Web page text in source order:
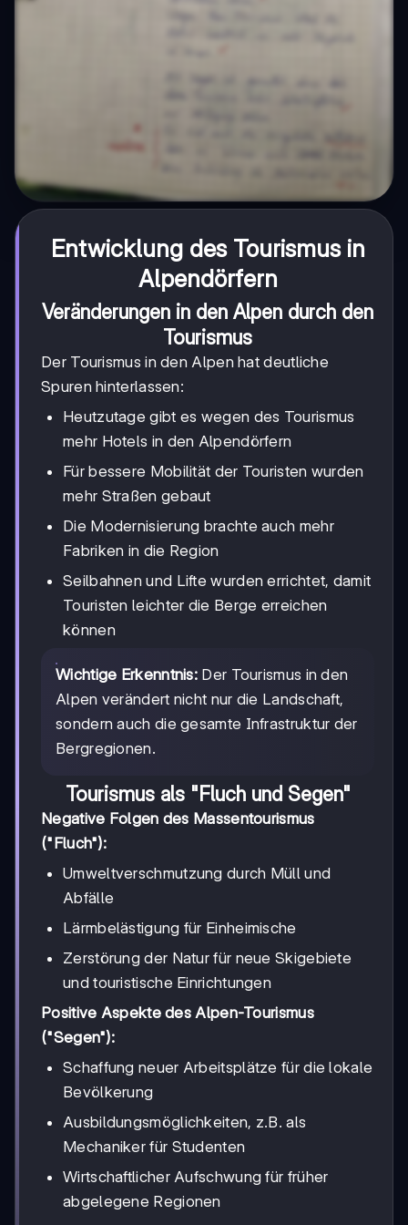
Entwicklung des Tourismus in
Alpendörfern
Veränderungen in den Alpen durch den
Tourismus
Der Tourismus in den Alpen hat deutliche
Spuren hinterlassen:
Heutzutage gibt es wegen des Tourismus
mehr Hotels in den Alpendörfern
Für bessere Mobilität der Touristen wurden
mehr Straßen gebaut
Die Modernisierung brachte auch mehr
Fabriken in die Region
Seilbahnen und Lifte wurden errichtet, damit
Touristen leichter die Berge erreichen
können
Wichtige Erkenntnis: Der Tourismus in den
Alpen verändert nicht nur die Landschaft,
sondern auch die gesamte Infrastruktur der
Bergregionen.
Tourismus als "Fluch und Segen"
Negative Folgen des Massentourismus
("Fluch"):
Umweltverschmutzung durch Müll und
Abfälle
Lärmbelästigung für Einheimische
Zerstörung der Natur für neue Skigebiete
und touristische Einrichtungen
Positive Aspekte des Alpen-Tourismus
("Segen"):
Schaffung neuer Arbeitsplätze für die lokale
Bevölkerung
Ausbildungsmöglichkeiten, z.B. als
Mechaniker für Studenten
Wirtschaftlicher Aufschwung für früher
abgelegene Regionen